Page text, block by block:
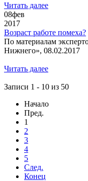
Читать далее
08фев
2017
Возраст работе помеха?
По материалам
Нижнего», 08.02.2017
Читать далее
Записи 1 - 10 из 50
Начало
Пред.
1
2
3
4
5
След.
Конец